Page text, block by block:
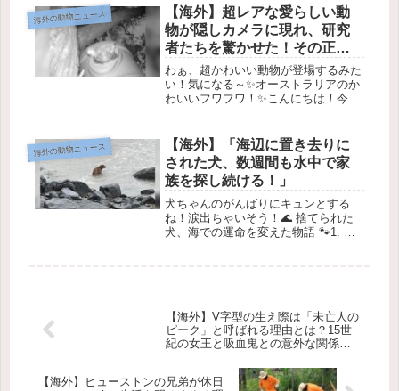
ド・タヴェルニアさんが運営している
「North Country ...
海外の動物ニュース
【海外】超レアな愛らしい動
物が隠しカメラに現れ、研究
者たちを驚かせた！その正体
とは？
わぁ、超かわいい動物が登場するみた
い！気になる～✨オーストラリアのか
わいいフワフワ！✨こんにちは！今日
の素敵な発見についてお話しするね❗️
これ、ある研究者たちが動物たち...
海外の動物ニュース
【海外】「海辺に置き去りに
された犬、数週間も水中で家
族を探し続ける！」
犬ちゃんのがんばりにキュンとする
ね！涙出ちゃいそう！🌊 捨てられた
犬、海での運命を変えた物語 🐾1. 運
【海外】V字型の生え際は「未亡人の
ピーク」と呼ばれる理由とは？15世
紀の女王と吸血鬼との意外な関係を
【海外】ヒューストンの兄弟が休日